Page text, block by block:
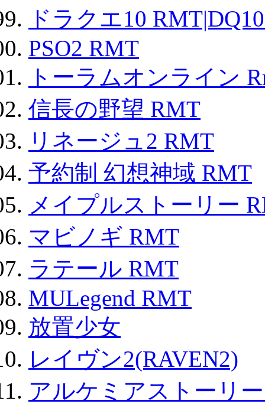
ドラクエ10
PSO2 RMT
トーラムオンライン
信長の野望 RMT
リネージュ2 RMT
予約制 幻想神域 RMT
メイプルストーリー
マビノギ RMT
ラテール RMT
MULegend RMT
放置少女
レイヴン2(RAVEN2)
アルケミアストーリ